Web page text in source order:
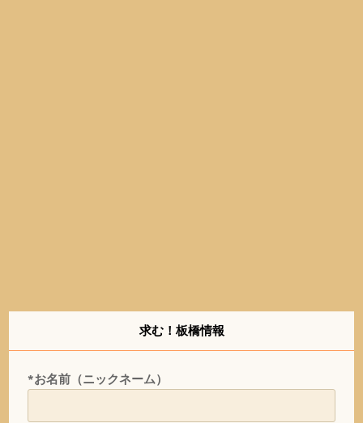
求む！板橋情報
*お名前（ニックネーム）